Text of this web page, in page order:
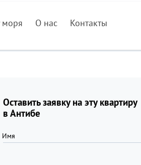
моря О нас Контакты
Оставить заявку на эту квартиру
в Антибе
Имя